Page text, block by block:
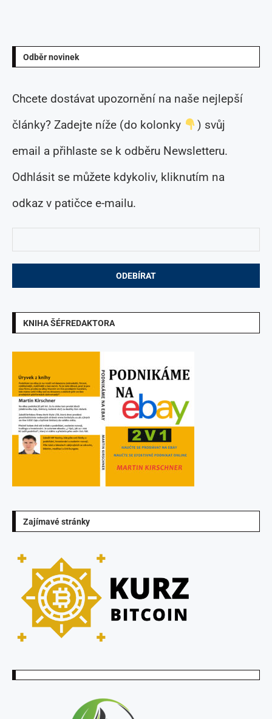
Odběr novinek
Chcete dostávat upozornění na naše nejlepší
články? Zadejte níže (do kolonky
) svůj
email a přihlaste se k odběru Newsletteru.
Odhlásit se můžete kdykoliv, kliknutím na
odkaz v patičce e-mailu.
KNIHA ŠÉFREDAKTORA
Zajímavé stránky